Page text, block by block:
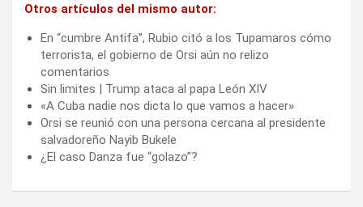
Otros artículos del mismo autor:
En “cumbre Antifa”, Rubio citó a los Tupamaros cómo
terrorista, el gobierno de Orsi aún no relizo
comentarios
Sin limites | Trump ataca al papa León XIV
«A Cuba nadie nos dicta lo que vamos a hacer»
Orsi se reunió con una persona cercana al presidente
salvadoreño Nayib Bukele
¿El caso Danza fue “golazo”?